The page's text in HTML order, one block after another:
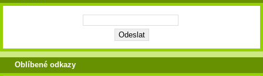
Oblíbené odkazy